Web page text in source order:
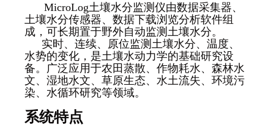
MicroLog土壤水分监测仪由数据采集器、
土壤水分传感器、数据下载浏览分析软件组
成，可长期置于野外自动监测土壤水分。
实时、连续、原位监测土壤水分、温度、
水势的变化，是土壤水动力学的基础研究设
备。广泛应用于农田蒸散、作物耗水、森林水
文、湿地水文、草原生态、水土流失、环境污
染、水循环研究等领域。
系统特点